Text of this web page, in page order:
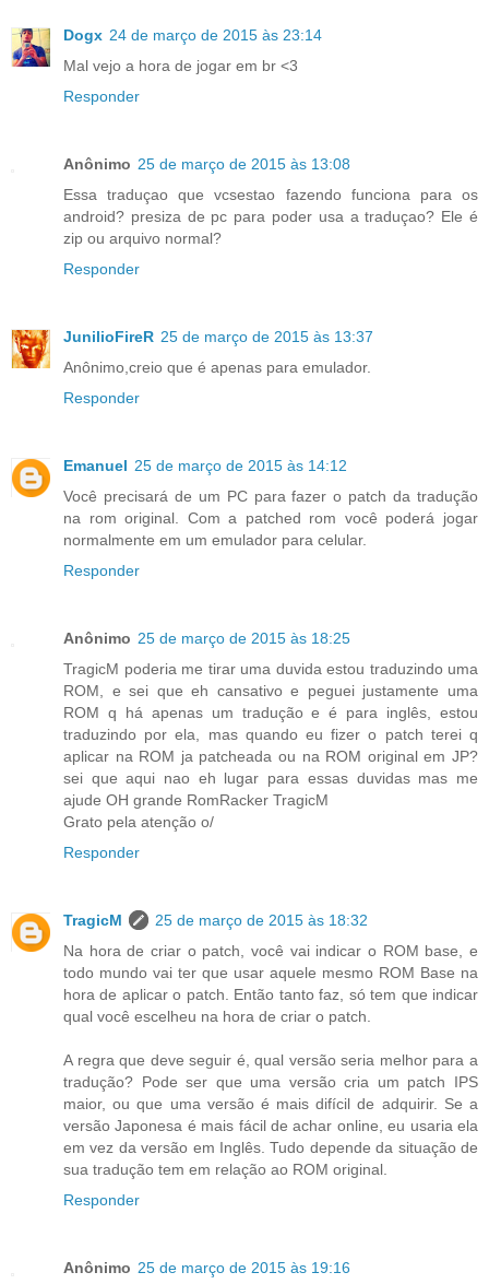
Dogx 24 de março de 2015 às 23:14
Mal vejo a hora de jogar em br <3
Responder
Anônimo 25 de março de 2015 às 13:08
Essa traduçao que vcsestao fazendo funciona para os
android? presiza de pc para poder usa a traduçao? Ele é
zip ou arquivo normal?
Responder
JunilioFireR 25 de março de 2015 às 13:37
Anônimo,creio que é apenas para emulador.
Responder
Emanuel 25 de março de 2015 às 14:12
Você precisará de um PC para fazer o patch da tradução
na rom original. Com a patched rom você poderá jogar
normalmente em um emulador para celular.
Responder
Anônimo 25 de março de 2015 às 18:25
TragicM poderia me tirar uma duvida estou traduzindo uma
ROM, e sei que eh cansativo e peguei justamente uma
ROM q há apenas um tradução e é para inglês, estou
traduzindo por ela, mas quando eu fizer o patch terei q
aplicar na ROM ja patcheada ou na ROM original em JP?
sei que aqui nao eh lugar para essas duvidas mas me
ajude OH grande RomRacker TragicM
Grato pela atenção o/
Responder
TragicM
25 de março de 2015 às 18:32
Na hora de criar o patch, você vai indicar o ROM base, e
todo mundo vai ter que usar aquele mesmo ROM Base na
hora de aplicar o patch. Então tanto faz, só tem que indicar
qual você escelheu na hora de criar o patch.
A regra que deve seguir é, qual versão seria melhor para a
tradução? Pode ser que uma versão cria um patch IPS
maior, ou que uma versão é mais difícil de adquirir. Se a
versão Japonesa é mais fácil de achar online, eu usaria ela
em vez da versão em Inglês. Tudo depende da situação de
sua tradução tem em relação ao ROM original.
Responder
Anônimo 25 de março de 2015 às 19:16